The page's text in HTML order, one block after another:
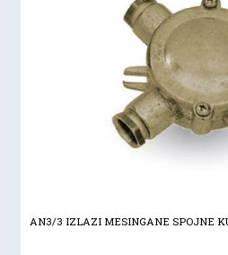
AN3/3 IZLAZI MESINGANE SPOJNE